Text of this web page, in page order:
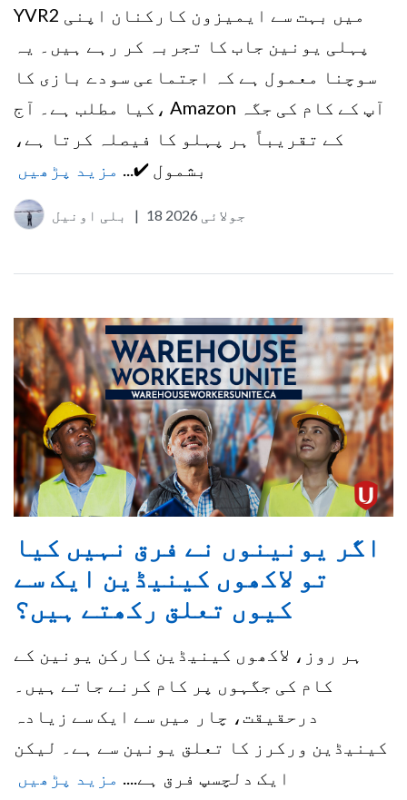
YVR2 میں بہت سے ایمیزون کارکنان اپنی
پہلی یونین جاب کا تجربہ کر رہے ہیں۔ یہ
سوچنا معمول ہے کہ اجتماعی سودے بازی کا
کیا مطلب ہے۔ آج، Amazon آپ کے کام کی جگہ
کے تقریباً ہر پہلو کا فیصلہ کرتا ہے،
بشمول ✔... مزید پڑھیں
بلی اونیل | 18 جولائی 2026
اگر یونینوں نے فرق نہیں کیا
تو لاکھوں کینیڈین ایک سے
کیوں تعلق رکھتے ہیں؟
ہر روز، لاکھوں کینیڈین کارکن یونین کے
کام کی جگہوں پر کام کرنے جاتے ہیں۔
درحقیقت، چار میں سے ایک سے زیادہ
کینیڈین ورکرز کا تعلق یونین سے ہے۔ لیکن
ایک دلچسپ فرق ہے.... مزید پڑھیں